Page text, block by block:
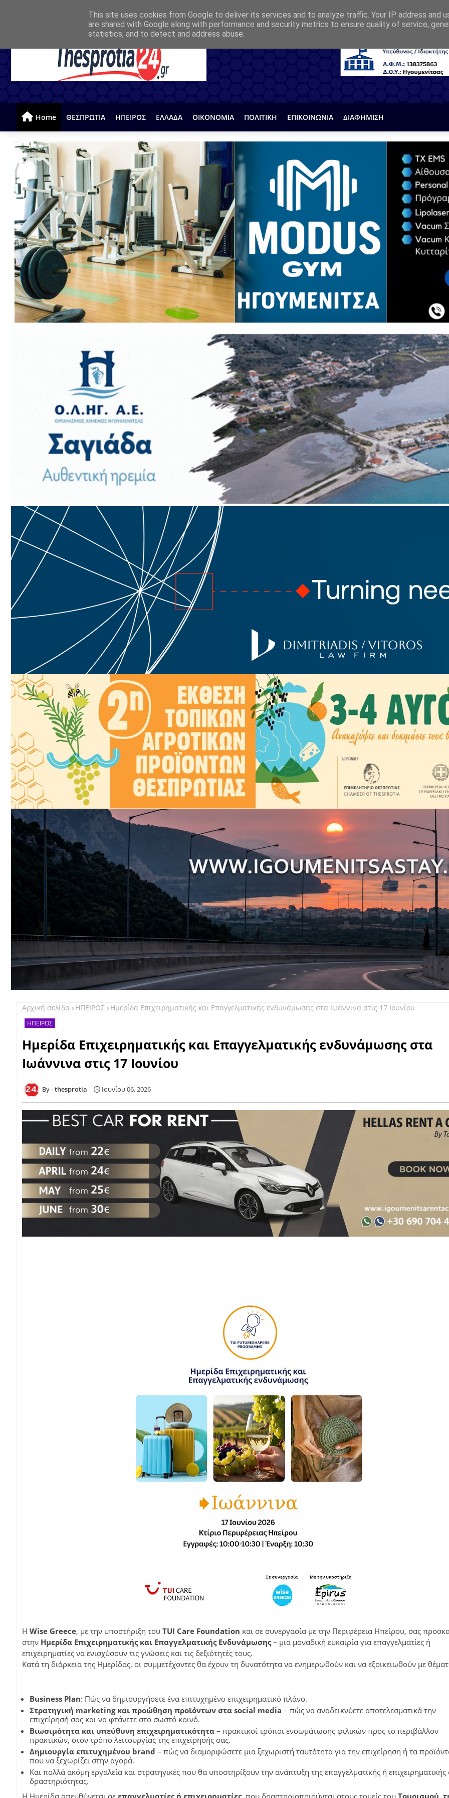
Home ΘΕΣΠΡΩΤΙΑ ΗΠΕΙΡΟΣ ΕΛΛΑΔΑ ΟΙΚΟΝΟΜΙΑ ΠΟΛΙΤΙΚΗ ΕΠΙΚΟΙΝΩΝΙΑ ΔΙΑΦΗΜΙΣΗ
Αρχική σελίδα ΗΠΕΙΡΟΣ Ημερίδα Επιχειρηματικής και Επαγγελματικής ενδυνάμωσης στα Ιωάννινα στις 17 Ιουνίου
ΗΠΕΙΡΟΣ
Ημερίδα Επιχειρηματικής και Επαγγελματικής ενδυνάμωσης στα
Ιωάννινα στις 17 Ιουνίου
thesprotia Ιουνίου 06, 2026
Η Wise Greece, με την υποστήριξη του TUI Care Foundation και σε συνεργασία με την Περιφέρεια Ηπείρου, σας
στην Ημερίδα Επιχειρηματικής και Επαγγελματικής Ενδυνάμωσης– μια μοναδική ευκαιρία για επαγγελματίες ή
επιχειρηματίες να ενισχύσουν τις γνώσεις και τις δεξιότητές τους.
Κατά τη διάρκεια της Ημερίδας, οι συμμετέχοντες θα έχουν τη δυνατότητα να ενημερωθούν και να εξοικειωθούν με
Business Plan: Πώς να δημιουργήσετε ένα επιτυχημένο επιχειρηματικό πλάνο.
Στρατηγική marketing και προώθηση προϊόντων στα social media – πώς να αναδεικνύετε αποτελεσματικά την
επιχείρησή σας και να φτάνετε στο σωστό κοινό.
Βιωσιμότητα και υπεύθυνη επιχειρηματικότητα – πρακτικοί τρόποι ενσωμάτωσης φιλικών προς το περιβάλλον
πρακτικών, στον τρόπο λειτουργίας της επιχείρησής σας.
Δημιουργία επιτυχημένου brand – πώς να διαμορφώσετε μια ξεχωριστή ταυτότητα για την επιχείρηση ή τα
που να ξεχωρίζει στην αγορά.
Και πολλά ακόμη εργαλεία και στρατηγικές που θα υποστηρίξουν την ανάπτυξη της επαγγελματικής ή επιχειρηματικής
δραστηριότητας.
Η Ημερίδα απευθύνεται σε επαγγελματίες ή επιχειρηματίες, που δραστηριοποιούνται στους τομείς του Τουρισμού,
This site uses cookies from Google to deliver its services and to analyze traffic. Your IP address and
are shared with Google along with performance and security metrics to ensure quality of service,
statistics, and to detect and address abuse.